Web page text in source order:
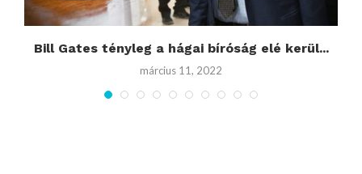
Bill Gates tényleg a hágai bíróság elé kerül...
március 11, 2022